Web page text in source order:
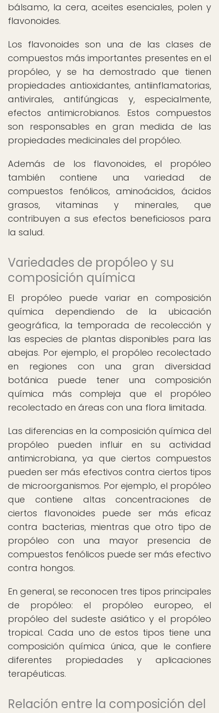
bálsamo, la cera, aceites esenciales, polen y
flavonoides.
Los flavonoides son una de las clases de
compuestos más importantes presentes en el
propóleo, y se ha demostrado que tienen
propiedades antioxidantes, antiinflamatorias,
antivirales, antifúngicas y, especialmente,
efectos antimicrobianos. Estos compuestos
son responsables en gran medida de las
propiedades medicinales del propóleo.
Además de los flavonoides, el propóleo
también contiene una variedad de
compuestos fenólicos, aminoácidos, ácidos
grasos, vitaminas y minerales, que
contribuyen a sus efectos beneficiosos para
la salud.
Variedades de propóleo y su
composición química
El propóleo puede variar en composición
química dependiendo de la ubicación
geográfica, la temporada de recolección y
las especies de plantas disponibles para las
abejas. Por ejemplo, el propóleo recolectado
en regiones con una gran diversidad
botánica puede tener una composición
química más compleja que el propóleo
recolectado en áreas con una flora limitada.
Las diferencias en la composición química del
propóleo pueden influir en su actividad
antimicrobiana, ya que ciertos compuestos
pueden ser más efectivos contra ciertos tipos
de microorganismos. Por ejemplo, el propóleo
que contiene altas concentraciones de
ciertos flavonoides puede ser más eficaz
contra bacterias, mientras que otro tipo de
propóleo con una mayor presencia de
compuestos fenólicos puede ser más efectivo
contra hongos.
En general, se reconocen tres tipos principales
de propóleo: el propóleo europeo, el
propóleo del sudeste asiático y el propóleo
tropical. Cada uno de estos tipos tiene una
composición química única, que le confiere
diferentes propiedades y aplicaciones
terapéuticas.
Relación entre la composición del